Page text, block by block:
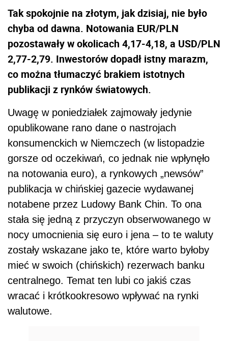
Tak spokojnie na złotym, jak dzisiaj, nie było
chyba od dawna. Notowania EUR/PLN
pozostawały w okolicach 4,17-4,18, a USD/PLN
2,77-2,79. Inwestorów dopadł istny marazm,
co można tłumaczyć brakiem istotnych
publikacji z rynków światowych.
Uwagę w poniedziałek zajmowały jedynie
opublikowane rano dane o nastrojach
konsumenckich w Niemczech (w listopadzie
gorsze od oczekiwań, co jednak nie wpłynęło
na notowania euro), a rynkowych „newsów”
publikacja w chińskiej gazecie wydawanej
notabene przez Ludowy Bank Chin. To ona
stała się jedną z przyczyn obserwowanego w
nocy umocnienia się euro i jena – to te waluty
zostały wskazane jako te, które warto byłoby
mieć w swoich (chińskich) rezerwach banku
centralnego. Temat ten lubi co jakiś czas
wracać i krótkookresowo wpływać na rynki
walutowe.